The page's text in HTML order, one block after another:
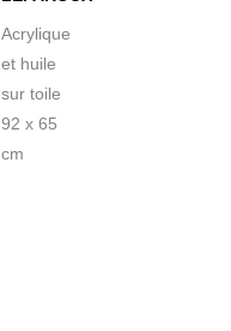
Acrylique
et huile
sur toile
92 x 65
cm